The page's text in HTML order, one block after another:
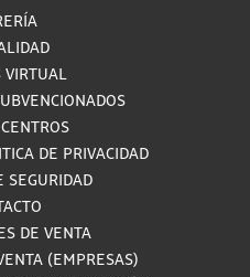
VIRTUAL
DE PRIVACIDAD
SEGURIDAD
DE VENTA
(EMPRESAS)